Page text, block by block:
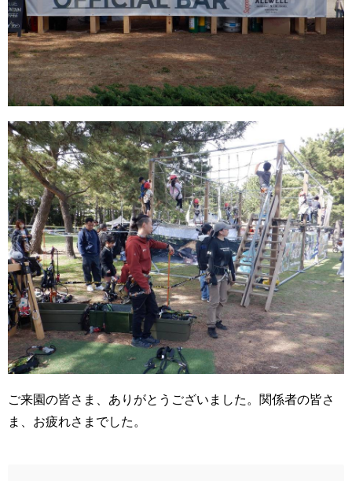
ご来園の皆さま、ありがとうございました。関係者の皆さ
ま、お疲れさまでした。